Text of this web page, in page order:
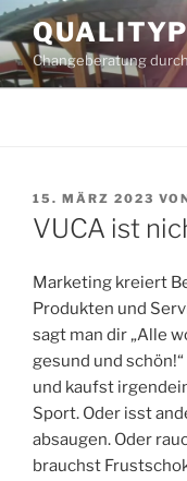
Zum
Inhalt
springenChangeberatung
VERÖFFENTLICHT
AM
15. MÄRZ 2023
VUCA ist
Marketing kreiert
Produkten und
sagt man dir „Alle
gesund und
und kaufst
Sport. Oder isst
absaugen. Oder
brauchst